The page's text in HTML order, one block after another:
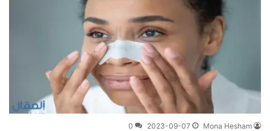
Mona Hesham
2023-09-07
0